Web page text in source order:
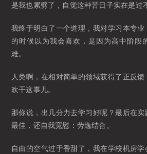
是我也累劈了，自觉这种苦日子实在是过
我终于明白了一个道理，我对学习本专
的时候以为我会喜欢，是因为高中阶段
难。
人类啊，在相对简单的领域获得了正反
欢干这事儿。
那你说，出几分力去学习好呢？最后在
最佳，还自我宽慰：劳逸结合。
自由的空气过于香甜了，我在学校机房